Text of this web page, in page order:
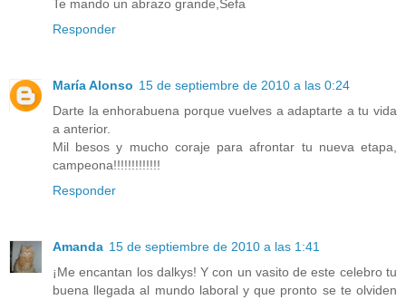
Te mando un abrazo grande,Sefa
Responder
María Alonso 15 de septiembre de 2010 a las 0:24
Darte la enhorabuena porque vuelves a adaptarte a tu vida
a anterior.
Mil besos y mucho coraje para afrontar tu nueva etapa,
campeona!!!!!!!!!!!!!
Responder
Amanda 15 de septiembre de 2010 a las 1:41
¡Me encantan los dalkys! Y con un vasito de este celebro tu
buena llegada al mundo laboral y que pronto se te olviden